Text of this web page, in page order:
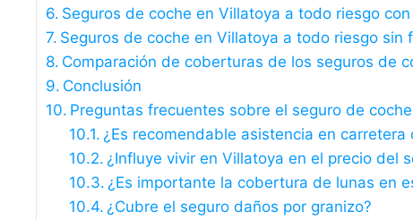
Seguros de coche en Villatoya a todo riesgo
Seguros de coche en Villatoya a todo riesgo sin
Comparación de coberturas de los seguros de
Conclusión
Preguntas frecuentes sobre el seguro de
¿Es recomendable asistencia en
¿Influye vivir en Villatoya en el precio del
¿Es importante la cobertura de lunas en
¿Cubre el seguro daños por granizo?